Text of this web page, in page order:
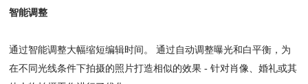
智能调整
通过智能调整大幅缩短编辑时间。 通过自动调整曝光和白平衡，为
在不同光线条件下拍摄的照片打造相似的效果 - 针对肖像、婚礼或其